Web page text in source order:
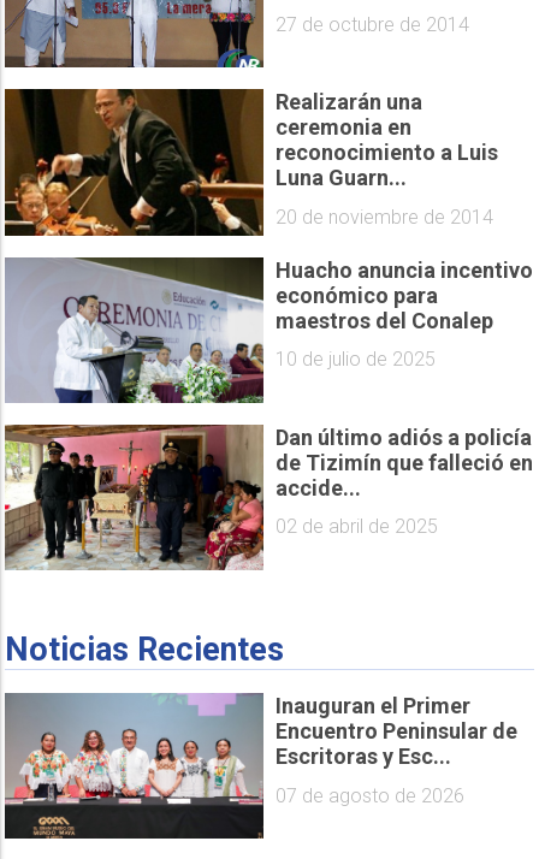
27 de octubre de 2014
Realizarán una
ceremonia en
reconocimiento a Luis
Luna Guarn...
20 de noviembre de 2014
Huacho anuncia incentivo
económico para
maestros del Conalep
10 de julio de 2025
Dan último adiós a policía
de Tizimín que falleció en
accide...
02 de abril de 2025
Noticias Recientes
Inauguran el Primer
Encuentro Peninsular de
Escritoras y Esc...
07 de agosto de 2026